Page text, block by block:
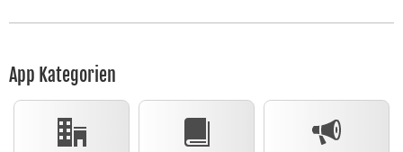
App Kategorien